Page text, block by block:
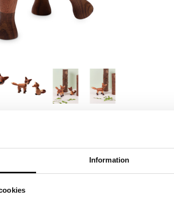
Information
löydöt kotiin!
tehdä löytöjä suuresta ALEstamme. Juuri